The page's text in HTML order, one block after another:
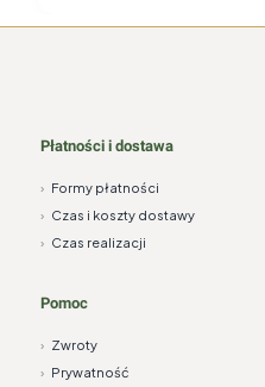
Płatności i dostawa
› Formy płatności
› Czas i koszty dostawy
› Czas realizacji
Pomoc
› Zwroty
› Prywatność